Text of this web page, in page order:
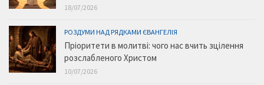
18/07/2026
РОЗДУМИ НАД РЯДКАМИ ЄВАНГЕЛІЯ
Пріоритети в молитві: чого нас вчить зцілення
розслабленого Христом
10/07/2026